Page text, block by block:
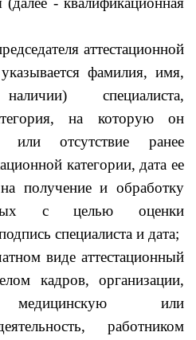
аттестационной
фамилия, имя,
специалиста,
на которую он
или отсутствие ранее
категории, дата ее
получение и обработку
с целью оценки
специалиста и дата;
виде аттестационный
кадров, организации,
медицинскую или
работником